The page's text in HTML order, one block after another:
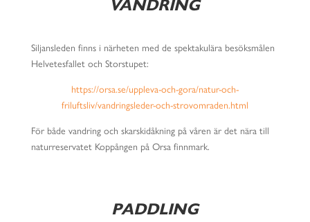
Siljansleden finns i närheten med de spektakulära besöksmålen
Helvetesfallet och Storstupet:
https://orsa.se/uppleva-och-gora/natur-och-
friluftsliv/vandringsleder-och-strovomraden.html
För både vandring och skarskidåkning på våren är det nära till
naturreservatet Koppången på Orsa finnmark.
PADDLING